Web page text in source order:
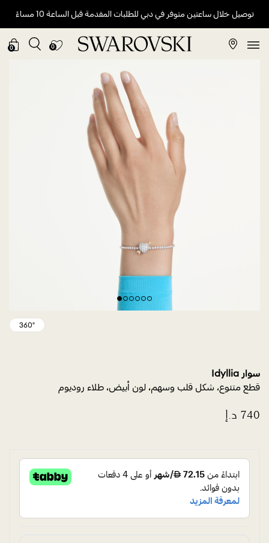
توصيل خلال ساعتين متوفر في دبي للطلبات المقدمة قبل الساعة 10 مساءً
0
0
سوار Idyllia
قطع متنوع، شكل قلب وسهم، لون أبيض، طلاء روديوم